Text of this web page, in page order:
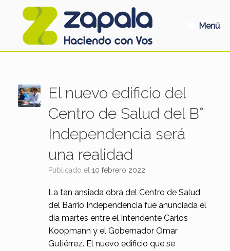
Menú
El nuevo edificio del
Centro de Salud del B°
Independencia será
una realidad
Publicado el 10 febrero 2022
La tan ansiada obra del Centro de Salud
del Barrio Independencia fue anunciada el
día martes entre el Intendente Carlos
Koopmann y el Gobernador Omar
Gutiérrez. El nuevo edificio que se